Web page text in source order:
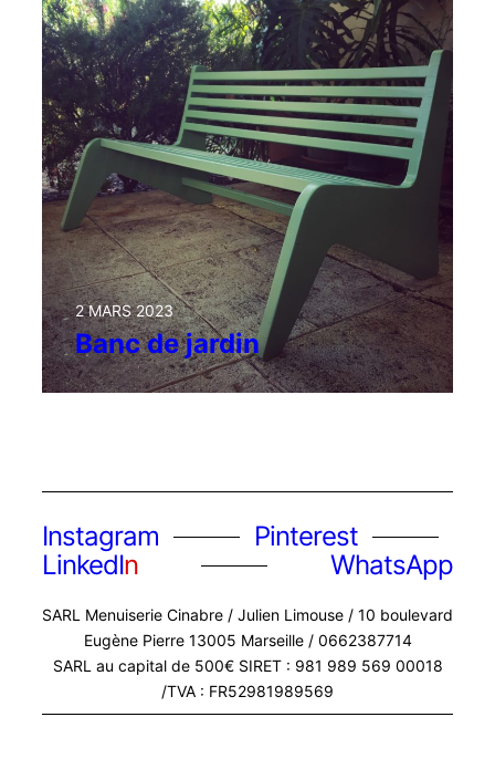
2 MARS 2023
Banc de jardin
Instagram
Pinterest
LinkedIn WhatsApp
SARL Menuiserie Cinabre / Julien Limouse / 10 boulevard
Eugène Pierre 13005 Marseille / 0662387714
SARL au capital de 500€ SIRET : 981 989 569 00018
/TVA : FR52981989569